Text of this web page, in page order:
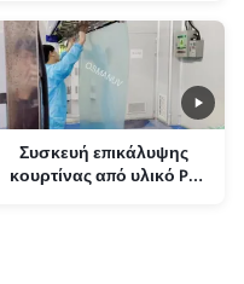
σφουγγαριών
παπουτσιών
Συσκευή επικάλυψης
κουρτίνας από υλικό PU